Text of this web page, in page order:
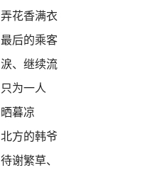
弄花香满衣
最后的乘客
涙、继续流
只为一人
晒暮凉
北方的韩爷
待谢繁草、